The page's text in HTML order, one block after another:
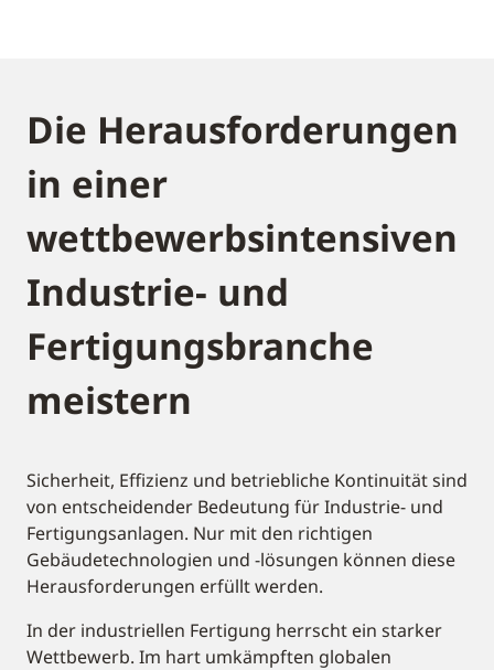
Die Herausforderungen
in einer
wettbewerbsintensiven
Industrie- und
Fertigungsbranche
meistern
Sicherheit, Effizienz und betriebliche Kontinuität sind
von entscheidender Bedeutung für Industrie- und
Fertigungsanlagen. Nur mit den richtigen
Gebäudetechnologien und -lösungen können diese
Herausforderungen erfüllt werden.
In der industriellen Fertigung herrscht ein starker
Wettbewerb. Im hart umkämpften globalen